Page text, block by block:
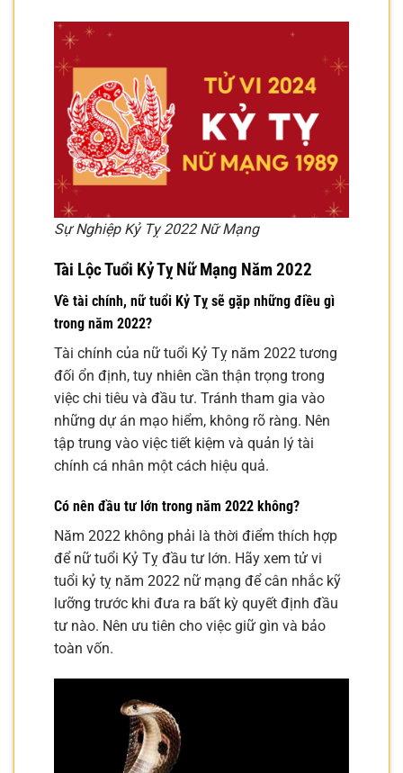
Sự Nghiệp Kỷ Tỵ 2022 Nữ Mạng
Tài Lộc Tuổi Kỷ Tỵ Nữ Mạng Năm 2022
Về tài chính, nữ tuổi Kỷ Tỵ sẽ gặp những điều gì
trong năm 2022?
Tài chính của nữ tuổi Kỷ Tỵ năm 2022 tương
đối ổn định, tuy nhiên cần thận trọng trong
việc chi tiêu và đầu tư. Tránh tham gia vào
những dự án mạo hiểm, không rõ ràng. Nên
tập trung vào việc tiết kiệm và quản lý tài
chính cá nhân một cách hiệu quả.
Có nên đầu tư lớn trong năm 2022 không?
Năm 2022 không phải là thời điểm thích hợp
để nữ tuổi Kỷ Tỵ đầu tư lớn. Hãy xem tử vi
tuổi kỷ tỵ năm 2022 nữ mạng để cân nhắc kỹ
lưỡng trước khi đưa ra bất kỳ quyết định đầu
tư nào. Nên ưu tiên cho việc giữ gìn và bảo
toàn vốn.